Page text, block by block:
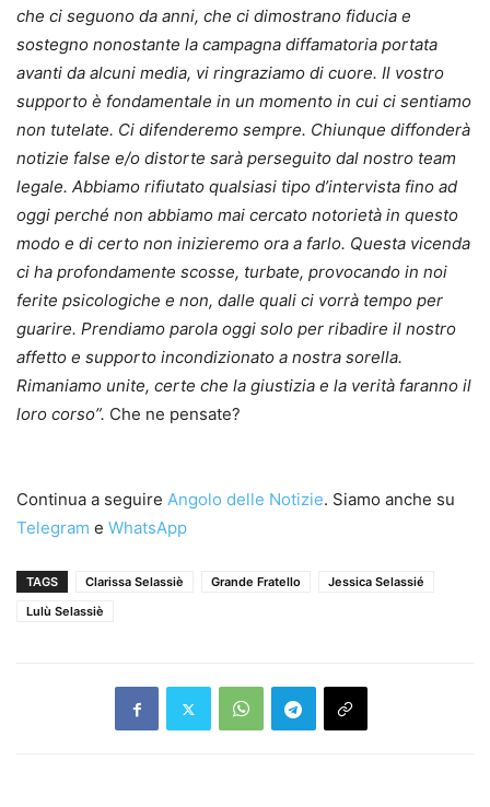
che ci seguono da anni, che ci dimostrano fiducia e
sostegno nonostante la campagna diffamatoria portata
avanti da alcuni media, vi ringraziamo di cuore. Il vostro
supporto è fondamentale in un momento in cui ci sentiamo
non tutelate. Ci difenderemo sempre. Chiunque diffonderà
notizie false e/o distorte sarà perseguito dal nostro team
legale. Abbiamo rifiutato qualsiasi tipo d’intervista fino ad
oggi perché non abbiamo mai cercato notorietà in questo
modo e di certo non inizieremo ora a farlo. Questa vicenda
ci ha profondamente scosse, turbate, provocando in noi
ferite psicologiche e non, dalle quali ci vorrà tempo per
guarire. Prendiamo parola oggi solo per ribadire il nostro
affetto e supporto incondizionato a nostra sorella.
Rimaniamo unite, certe che la giustizia e la verità faranno il
loro corso”. Che ne pensate?
Continua a seguire Angolo delle Notizie. Siamo anche su
Telegram e WhatsApp
TAGS Clarissa Selassiè Grande Fratello
Jessica Selassié
Lulù Selassiè